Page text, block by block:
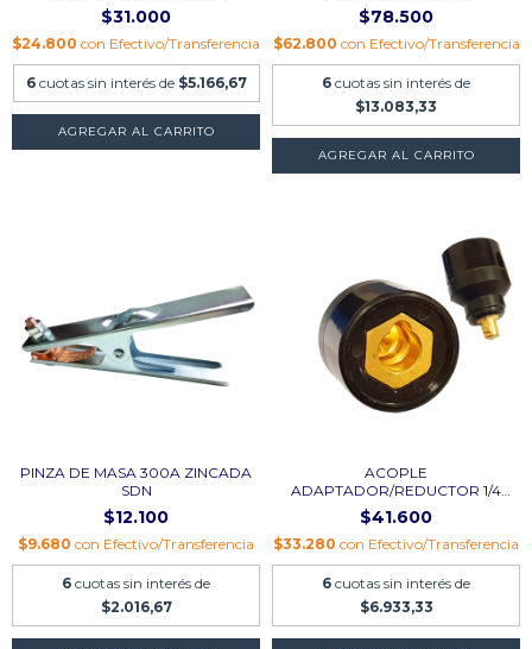
$31.000
$24.800 con Efectivo/Transferencia
6 cuotas sin interés de $5.166,67
AGREGAR AL CARRITO
$78.500
$62.800 con Efectivo/Transferencia
6 cuotas sin interés de
$13.083,33
PINZA DE MASA 300A ZINCADA
SDN
$12.100
$9.680 con Efectivo/Transferencia
6 cuotas sin interés de
$2.016,67
ACOPLE
ADAPTADOR/REDUCTOR 1/4
VUELTA BRO...
$41.600
$33.280 con Efectivo/Transferencia
6 cuotas sin interés de
$6.933,33